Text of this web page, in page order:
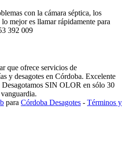
con la cámara séptica, los
mejor es llamar rápidamente para
392 009
que ofrece servicios de
y desagotes en Córdoba. Excelente
Desagotamos SIN OLOR en sólo 30
para Córdoba Desagotes - Términos y